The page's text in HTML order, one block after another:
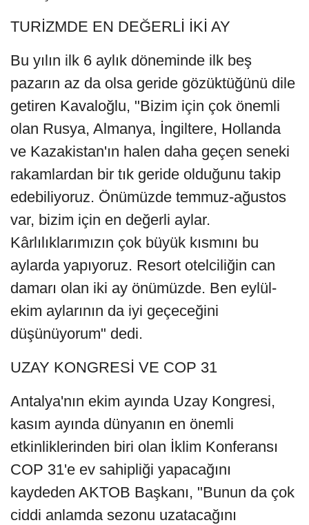
TURİZMDE EN DEĞERLİ İKİ AY
Bu yılın ilk 6 aylık döneminde ilk beş
pazarın az da olsa geride gözüktüğünü dile
getiren Kavaloğlu, "Bizim için çok önemli
olan Rusya, Almanya, İngiltere, Hollanda
ve Kazakistan'ın halen daha geçen seneki
rakamlardan bir tık geride olduğunu takip
edebiliyoruz. Önümüzde temmuz-ağustos
var, bizim için en değerli aylar.
Kârlılıklarımızın çok büyük kısmını bu
aylarda yapıyoruz. Resort otelciliğin can
damarı olan iki ay önümüzde. Ben eylül-
ekim aylarının da iyi geçeceğini
düşünüyorum" dedi.
UZAY KONGRESİ VE COP 31
Antalya'nın ekim ayında Uzay Kongresi,
kasım ayında dünyanın en önemli
etkinliklerinden biri olan İklim Konferansı
COP 31'e ev sahipliği yapacağını
kaydeden AKTOB Başkanı, "Bunun da çok
ciddi anlamda sezonu uzatacağını